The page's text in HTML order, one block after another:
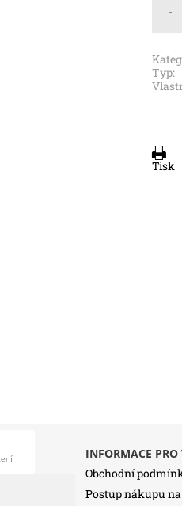
-
Typ:
Tisk
INFORMACE PRO
Obchodní
Postup nákupu